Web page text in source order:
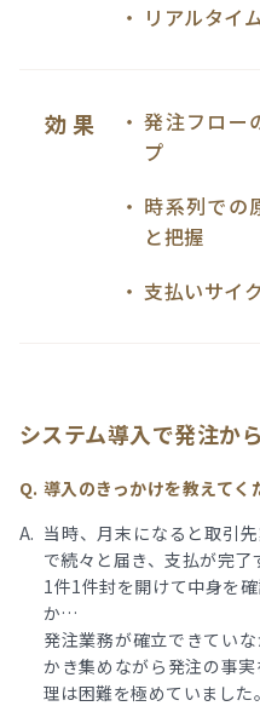
リアルタイ
効 果
発注フロー
プ
時系列での
と把握
支払いサイ
システム導入で発注か
導入のきっかけを教えてく
当時、月末になると取引
で続々と届き、支払が完了
1件1件封を開けて中身を
か…
発注業務が確立できてい
かき集めながら発注の事
理は困難を極めていました。